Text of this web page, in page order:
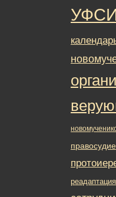
правосудие
реадаптация